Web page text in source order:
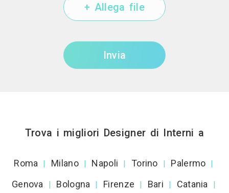
+ Allega file
Invia
Trova i migliori Designer di Interni a
Roma | Milano | Napoli | Torino | Palermo |
Genova | Bologna | Firenze | Bari | Catania |